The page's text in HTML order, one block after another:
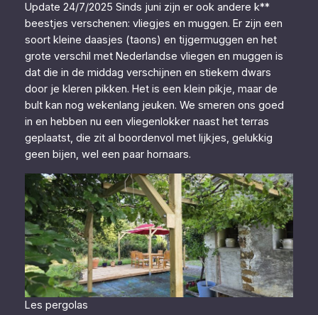
Update 24/7/2025 Sinds juni zijn er ook andere k**
beestjes verschenen: vliegjes en muggen. Er zijn een
soort kleine daasjes (taons) en tijgermuggen en het
grote verschil met Nederlandse vliegen en muggen is
dat die in de middag verschijnen en stiekem dwars
door je kleren pikken. Het is een klein pikje, maar de
bult kan nog wekenlang jeuken. We smeren ons goed
in en hebben nu een vliegenlokker naast het terras
geplaatst, die zit al boordenvol met lijkjes, gelukkig
geen bijen, wel een paar hornaars.
Les pergolas